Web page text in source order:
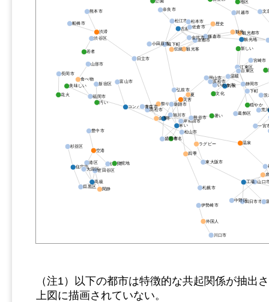
気候
いわき市
温暖
災害
旭川市
寒い
外国人
伊勢崎市
空港
伊丹市
一宮
茨
岡山市
下町
葛飾区
歴史
鎌倉市
古都
観光地
観光客
祭り
岸和田市
有名
宮崎市
伝統
京都市
観光都市
金沢市
観光
冬
釧路市
夏
ラグビー
熊谷市 暑い
渋滞
熊本市
四季
弘前市
城下町
江東区
新しい
高級
港区
荒
高松市
コンパクト
佐倉市
札幌市
食べ物
山形市
山口
工場
四日市市
若者
渋谷区
小田原市
松江市
温泉
松山市
松本市
汚い
新宿区
住宅街
杉並区
閑静
世田谷区
住宅地
盛岡市
青森市
静岡市
穏やか
川越市
川口市
船橋市
文化
台東区
大田区
中野区
花火
長岡市
東大阪市
企業
奈良市
日立市
浜松市
富山市
福岡市
美味しい
地区
文
豊中市
目黒区
（注1）以下の都市は特徴的な共起関係が抽出
上図に描画されていない。